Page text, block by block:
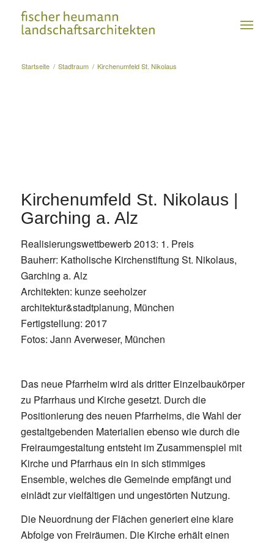
Startseite / Stadtraum / Kirchenumfeld St. Nikolaus
Kirchenumfeld St. Nikolaus |
Garching a. Alz
Realisierungswettbewerb 2013: 1. Preis
Bauherr: Katholische Kirchenstiftung St. Nikolaus,
Garching a. Alz
Architekten: kunze seeholzer
architektur&stadtplanung, München
Fertigstellung: 2017
Fotos: Jann Averweser, München
Das neue Pfarrheim wird als dritter Einzelbaukörper
zu Pfarrhaus und Kirche gesetzt. Durch die
Positionierung des neuen Pfarrheims, die Wahl der
gestaltgebenden Materialien ebenso wie durch die
Freiraumgestaltung entsteht im Zusammenspiel mit
Kirche und Pfarrhaus ein in sich stimmiges
Ensemble, welches die Gemeinde empfängt und
einlädt zur vielfältigen und ungestörten Nutzung.
Die Neuordnung der Flächen generiert eine klare
Abfolge von Freiräumen. Die Kirche erhält einen